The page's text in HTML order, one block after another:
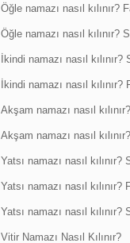
Öğle namazı nasıl kılınır?
Öğle namazı nasıl kılınır?
İkindi namazı nasıl kılınır?
İkindi namazı nasıl kılınır?
Akşam namazı nasıl
Akşam namazı nasıl
Yatsı namazı nasıl kılınır?
Yatsı namazı nasıl kılınır?
Yatsı namazı nasıl kılınır?
Vitir Namazı Nasıl Kılınır?